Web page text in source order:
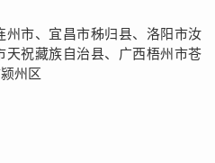
州市、宜昌市秭归县、洛阳市汝
天祝藏族自治县、广西梧州市苍
州区